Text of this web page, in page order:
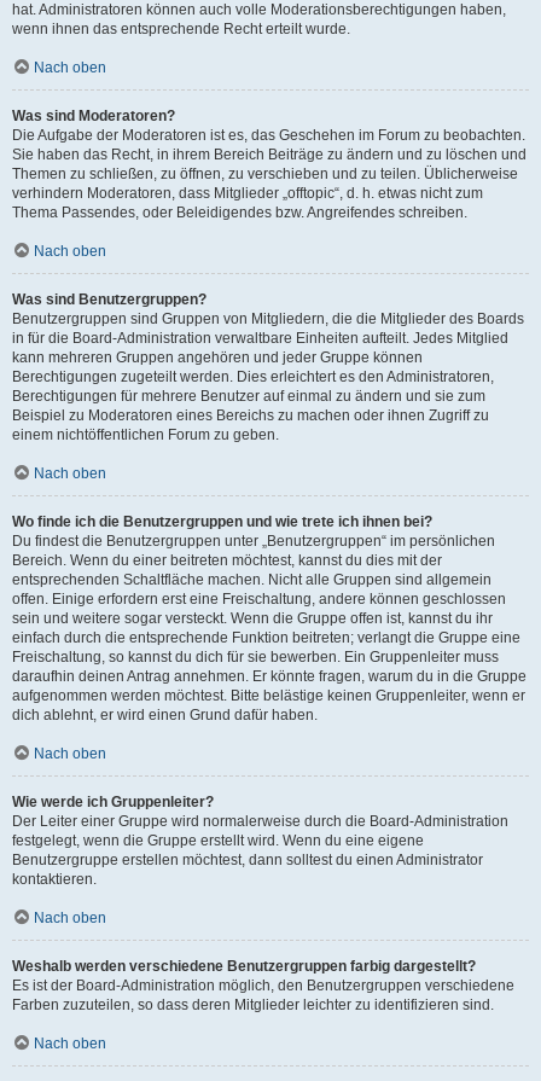
hat. Administratoren können auch volle Moderationsberechtigungen haben,
wenn ihnen das entsprechende Recht erteilt wurde.
Nach oben
Was sind Moderatoren?
Die Aufgabe der Moderatoren ist es, das Geschehen im Forum zu beobachten.
Sie haben das Recht, in ihrem Bereich Beiträge zu ändern und zu löschen und
Themen zu schließen, zu öffnen, zu verschieben und zu teilen. Üblicherweise
verhindern Moderatoren, dass Mitglieder „offtopic“, d. h. etwas nicht zum
Thema Passendes, oder Beleidigendes bzw. Angreifendes schreiben.
Nach oben
Was sind Benutzergruppen?
Benutzergruppen sind Gruppen von Mitgliedern, die die Mitglieder des Boards
in für die Board-Administration verwaltbare Einheiten aufteilt. Jedes Mitglied
kann mehreren Gruppen angehören und jeder Gruppe können
Berechtigungen zugeteilt werden. Dies erleichtert es den Administratoren,
Berechtigungen für mehrere Benutzer auf einmal zu ändern und sie zum
Beispiel zu Moderatoren eines Bereichs zu machen oder ihnen Zugriff zu
einem nichtöffentlichen Forum zu geben.
Nach oben
Wo finde ich die Benutzergruppen und wie trete ich ihnen bei?
Du findest die Benutzergruppen unter „Benutzergruppen“ im persönlichen
Bereich. Wenn du einer beitreten möchtest, kannst du dies mit der
entsprechenden Schaltfläche machen. Nicht alle Gruppen sind allgemein
offen. Einige erfordern erst eine Freischaltung, andere können geschlossen
sein und weitere sogar versteckt. Wenn die Gruppe offen ist, kannst du ihr
einfach durch die entsprechende Funktion beitreten; verlangt die Gruppe eine
Freischaltung, so kannst du dich für sie bewerben. Ein Gruppenleiter muss
daraufhin deinen Antrag annehmen. Er könnte fragen, warum du in die Gruppe
aufgenommen werden möchtest. Bitte belästige keinen Gruppenleiter, wenn er
dich ablehnt, er wird einen Grund dafür haben.
Nach oben
Wie werde ich Gruppenleiter?
Der Leiter einer Gruppe wird normalerweise durch die Board-Administration
festgelegt, wenn die Gruppe erstellt wird. Wenn du eine eigene
Benutzergruppe erstellen möchtest, dann solltest du einen Administrator
kontaktieren.
Nach oben
Weshalb werden verschiedene Benutzergruppen farbig dargestellt?
Es ist der Board-Administration möglich, den Benutzergruppen verschiedene
Farben zuzuteilen, so dass deren Mitglieder leichter zu identifizieren sind.
Nach oben